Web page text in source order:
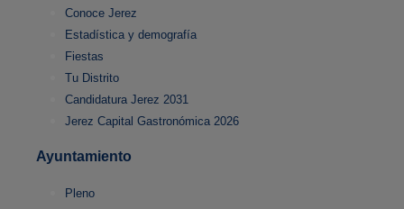
Conoce Jerez
Estadística y demografía
Fiestas
Tu Distrito
Candidatura Jerez 2031
Jerez Capital Gastronómica 2026
Ayuntamiento
Pleno